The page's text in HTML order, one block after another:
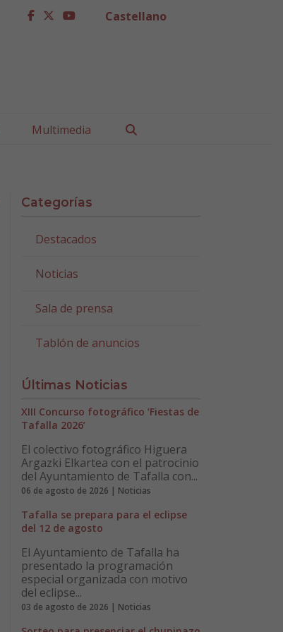
facebook
twitter
youtubeCastellano
Multimedia
Categorías
Destacados
Noticias
Sala de prensa
Tablón de anuncios
Últimas Noticias
XIII Concurso fotográfico ‘Fiestas de
Tafalla 2026’
El colectivo fotográfico Higuera
Argazki Elkartea con el patrocinio
del Ayuntamiento de Tafalla con...
06 de agosto de 2026 | Noticias
Tafalla se prepara para el eclipse
del 12 de agosto
El Ayuntamiento de Tafalla ha
presentado la programación
especial organizada con motivo
del eclipse...
03 de agosto de 2026 | Noticias